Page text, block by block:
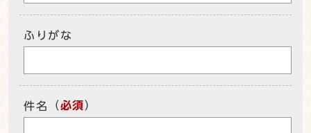
ふりがな
件名 （必須）